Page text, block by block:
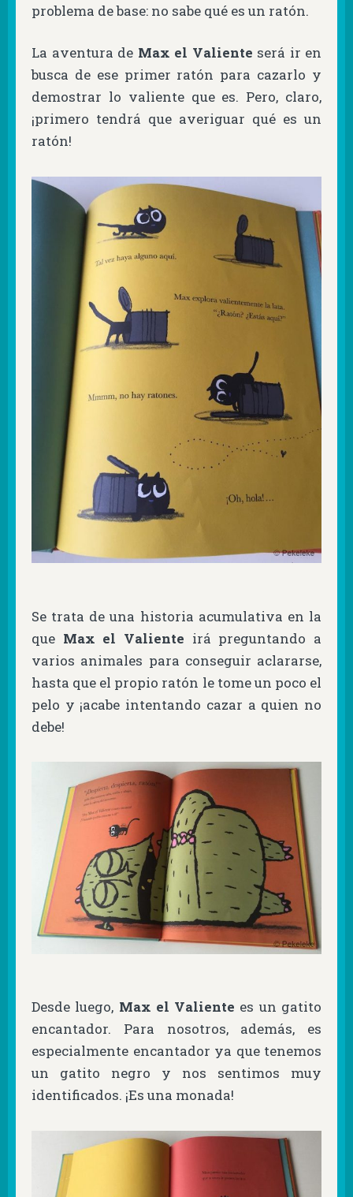
problema de base: no sabe qué es un ratón.
La aventura de Max el Valiente será ir en
busca de ese primer ratón para cazarlo y
demostrar lo valiente que es. Pero, claro,
¡primero tendrá que averiguar qué es un
ratón!
Se trata de una historia acumulativa en la
que Max el Valiente irá preguntando a
varios animales para conseguir aclararse,
hasta que el propio ratón le tome un poco el
pelo y ¡acabe intentando cazar a quien no
debe!
Desde luego, Max el Valiente es un gatito
encantador. Para nosotros, además, es
especialmente encantador ya que tenemos
un gatito negro y nos sentimos muy
identificados. ¡Es una monada!